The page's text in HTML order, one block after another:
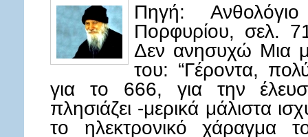
Πηγή:
Πορφυρίου, σελ.
Δεν ανησυχώ Μια
του: “Γέροντα,
για το 666, για την
πλησιάζει -μερικά μάλιστα
το ηλεκτρονικό χάραγμα